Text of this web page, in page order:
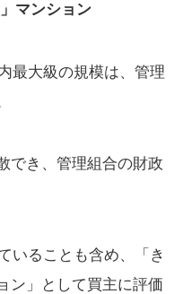
マンション
最大級の規模は、管理
でき、管理組合の財政
いることも含め、「き
ン」として買主に評価